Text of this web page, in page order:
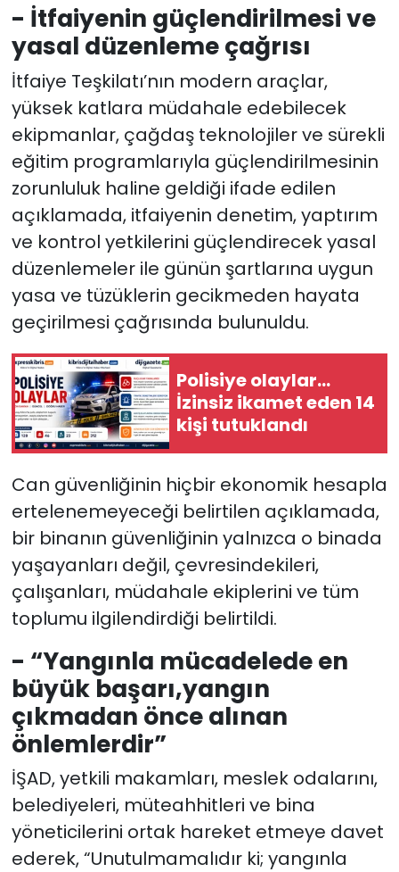
- İtfaiyenin güçlendirilmesi ve
yasal düzenleme çağrısı
İtfaiye Teşkilatı’nın modern araçlar,
yüksek katlara müdahale edebilecek
ekipmanlar, çağdaş teknolojiler ve sürekli
eğitim programlarıyla güçlendirilmesinin
zorunluluk haline geldiği ifade edilen
açıklamada, itfaiyenin denetim, yaptırım
ve kontrol yetkilerini güçlendirecek yasal
düzenlemeler ile günün şartlarına uygun
yasa ve tüzüklerin gecikmeden hayata
geçirilmesi çağrısında bulunuldu.
Polisiye olaylar…
İzinsiz ikamet eden 14
kişi tutuklandı
Can güvenliğinin hiçbir ekonomik hesapla
ertelenemeyeceği belirtilen açıklamada,
bir binanın güvenliğinin yalnızca o binada
yaşayanları değil, çevresindekileri,
çalışanları, müdahale ekiplerini ve tüm
toplumu ilgilendirdiği belirtildi.
- “Yangınla mücadelede en
büyük başarı,yangın
çıkmadan önce alınan
önlemlerdir”
İŞAD, yetkili makamları, meslek odalarını,
belediyeleri, müteahhitleri ve bina
yöneticilerini ortak hareket etmeye davet
ederek, “Unutulmamalıdır ki; yangınla